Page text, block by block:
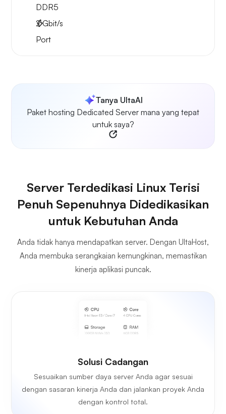
DDR5
2Gbit/s
Port
Tanya UltaAI
Paket hosting Dedicated Server mana yang tepat
untuk saya?
Server Terdedikasi Linux Terisi
Penuh Sepenuhnya Didedikasikan
untuk Kebutuhan Anda
Anda tidak hanya mendapatkan server. Dengan UltaHost,
Anda membuka serangkaian kemungkinan, memastikan
kinerja aplikasi puncak.
Solusi Cadangan
Sesuaikan sumber daya server Anda agar sesuai
dengan sasaran kinerja Anda dan jalankan proyek Anda
dengan kontrol total.